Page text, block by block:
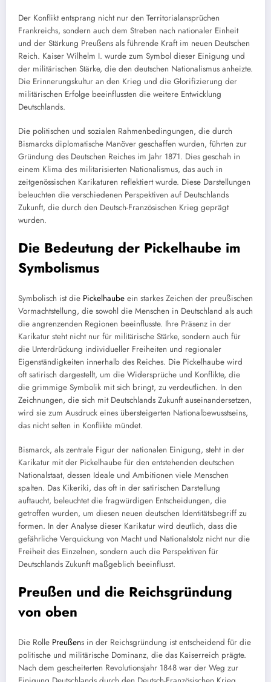
Der Konflikt entsprang nicht nur den Territorialansprüchen
Frankreichs, sondern auch dem Streben nach nationaler Einheit
und der Stärkung Preußens als führende Kraft im neuen Deutschen
Reich. Kaiser Wilhelm I. wurde zum Symbol dieser Einigung und
der militärischen Stärke, die den deutschen Nationalismus anheizte.
Die Erinnerungskultur an den Krieg und die Glorifizierung der
militärischen Erfolge beeinflussten die weitere Entwicklung
Deutschlands.
Die politischen und sozialen Rahmenbedingungen, die durch
Bismarcks diplomatische Manöver geschaffen wurden, führten zur
Gründung des Deutschen Reiches im Jahr 1871. Dies geschah in
einem Klima des militarisierten Nationalismus, das auch in
zeitgenössischen Karikaturen reflektiert wurde. Diese Darstellungen
beleuchten die verschiedenen Perspektiven auf Deutschlands
Zukunft, die durch den Deutsch-Französischen Krieg geprägt
wurden.
Die Bedeutung der Pickelhaube im
Symbolismus
Symbolisch ist die Pickelhaube ein starkes Zeichen der preußischen
Vormachtstellung, die sowohl die Menschen in Deutschland als auch
die angrenzenden Regionen beeinflusste. Ihre Präsenz in der
Karikatur steht nicht nur für militärische Stärke, sondern auch für
die Unterdrückung individueller Freiheiten und regionaler
Eigenständigkeiten innerhalb des Reiches. Die Pickelhaube wird
oft satirisch dargestellt, um die Widersprüche und Konflikte, die
die grimmige Symbolik mit sich bringt, zu verdeutlichen. In den
Zeichnungen, die sich mit Deutschlands Zukunft auseinandersetzen,
wird sie zum Ausdruck eines übersteigerten Nationalbewusstseins,
das nicht selten in Konflikte mündet.
Bismarck, als zentrale Figur der nationalen Einigung, steht in der
Karikatur mit der Pickelhaube für den entstehenden deutschen
Nationalstaat, dessen Ideale und Ambitionen viele Menschen
spalten. Das Kikeriki, das oft in der satirischen Darstellung
auftaucht, beleuchtet die fragwürdigen Entscheidungen, die
getroffen wurden, um diesen neuen deutschen Identitätsbegriff zu
formen. In der Analyse dieser Karikatur wird deutlich, dass die
gefährliche Verquickung von Macht und Nationalstolz nicht nur die
Freiheit des Einzelnen, sondern auch die Perspektiven für
Deutschlands Zukunft maßgeblich beeinflusst.
Preußen und die Reichsgründung
von oben
Die Rolle Preußens in der Reichsgründung ist entscheidend für die
politische und militärische Dominanz, die das Kaiserreich prägte.
Nach dem gescheiterten Revolutionsjahr 1848 war der Weg zur